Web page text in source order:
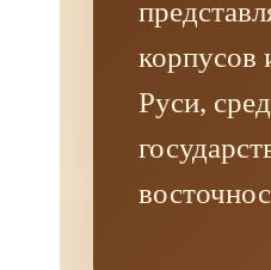
корпусов
Руси,